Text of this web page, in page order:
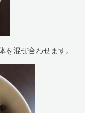
混ぜ合わせます。